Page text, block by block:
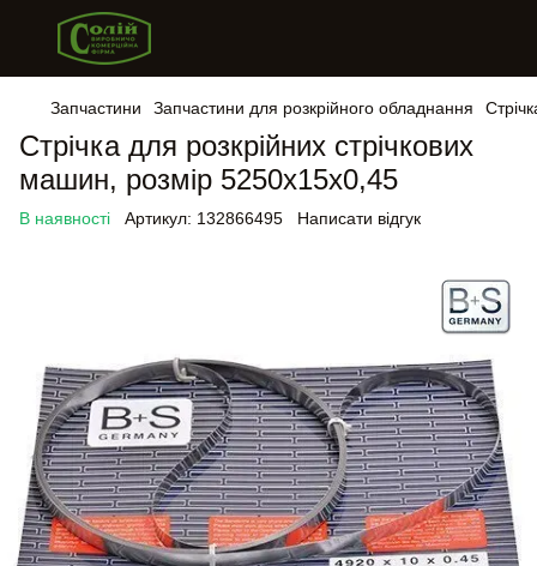
Запчастини Запчастини для розкрійного обладнання
Стрічка для розкрійних стрічкових
машин, розмір 5250х15х0,45
В наявності Артикул: 132866495 Написати відгук